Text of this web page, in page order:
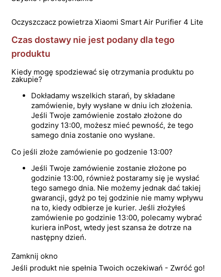
Oczyszczacz powietrza Xiaomi Smart Air Purifier 4 Lite
Czas dostawy nie jest podany dla tego
produktu
Kiedy mogę spodziewać się otrzymania produktu po
zakupie?
Dokładamy wszelkich starań, by składane
zamówienie, były wysłane w dniu ich złożenia.
Jeśli Twoje zamówienie zostało złożone do
godziny 13:00, możesz mieć pewność, że tego
samego dnia zostanie ono wysłane.
Co jeśli złoże zamówienie po godzenie 13:00?
Jeśli Twoje zamówienie zostanie złożone po
godzinie 13:00, również postaramy się je wysłać
tego samego dnia. Nie możemy jednak dać takiej
gwarancji, gdyż po tej godzinie nie mamy wpływu
na to, kiedy odbierze je kurier. Jeśli złożyłeś
zamówienie po godzinie 13:00, polecamy wybrać
kuriera inPost, wtedy jest szansa że dotrze na
następny dzień.
Zamknij okno
Jeśli produkt nie spełnia Twoich oczekiwań - Zwróć go!